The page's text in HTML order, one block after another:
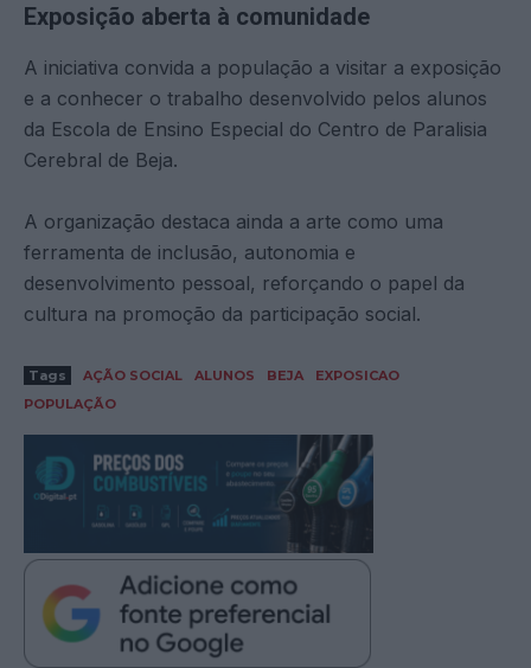
Exposição aberta à comunidade
A iniciativa convida a população a visitar a exposição
e a conhecer o trabalho desenvolvido pelos alunos
da Escola de Ensino Especial do Centro de Paralisia
Cerebral de Beja.
A organização destaca ainda a arte como uma
ferramenta de inclusão, autonomia e
desenvolvimento pessoal, reforçando o papel da
cultura na promoção da participação social.
Tags AÇÃO SOCIAL ALUNOS BEJA
EXPOSICAO
POPULAÇÃO